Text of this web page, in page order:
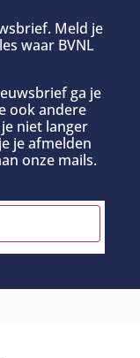
Meld je
waar BVNL
ga je
ook andere
niet langer
je afmelden
onze mails.